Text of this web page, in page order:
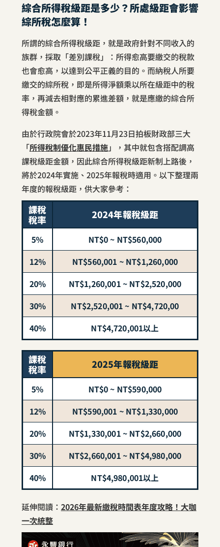
綜合所得稅級距是多少？所處級距會影響
綜所稅怎麼算！
所謂的綜合所得稅級距，就是政府針對不同收入的
族群，採取「差別課稅」：所得愈高要繳交的稅款
也會愈高，以達到公平正義的目的。而納稅人所要
繳交的綜所稅，即是所得淨額乘以所在級距中的稅
率，再減去相對應的累進差額，就是應繳的綜合所
得稅金額。
由於行政院會於2023年11月23日拍板財政部三大
「所得稅制優化惠民措施」，其中就包含搭配調高
課稅級距金額，因此綜合所得稅級距新制上路後，
將於2024年實施、2025年報稅時適用。以下整理兩
年度的報稅級距，供大家參考：
課稅
稅率
2024年報稅級距
5%
NT$0 ~ NT$560,000
12%
NT$560,001 ~ NT$1,260,000
20%
NT$1,260,001 ~ NT$2,520,000
30%
NT$2,520,001 ~ NT$4,720,00
40%
NT$4,720,001以上
課稅
稅率
2025年報稅級距
5%
NT$0 ~ NT$590,000
12%
NT$590,001 ~ NT$1,330,000
20%
NT$1,330,001 ~ NT$2,660,000
30%
NT$2,660,001 ~ NT$4,980,000
40%
NT$4,980,001以上
延伸閱讀： 2026年最新繳稅時間表年度攻略！大咖
一次統整